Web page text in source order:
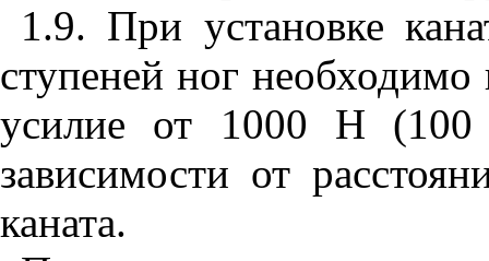
1.9. При установке
ступеней ног необходимо
усилие от 1000 Н
зависимости от
каната.